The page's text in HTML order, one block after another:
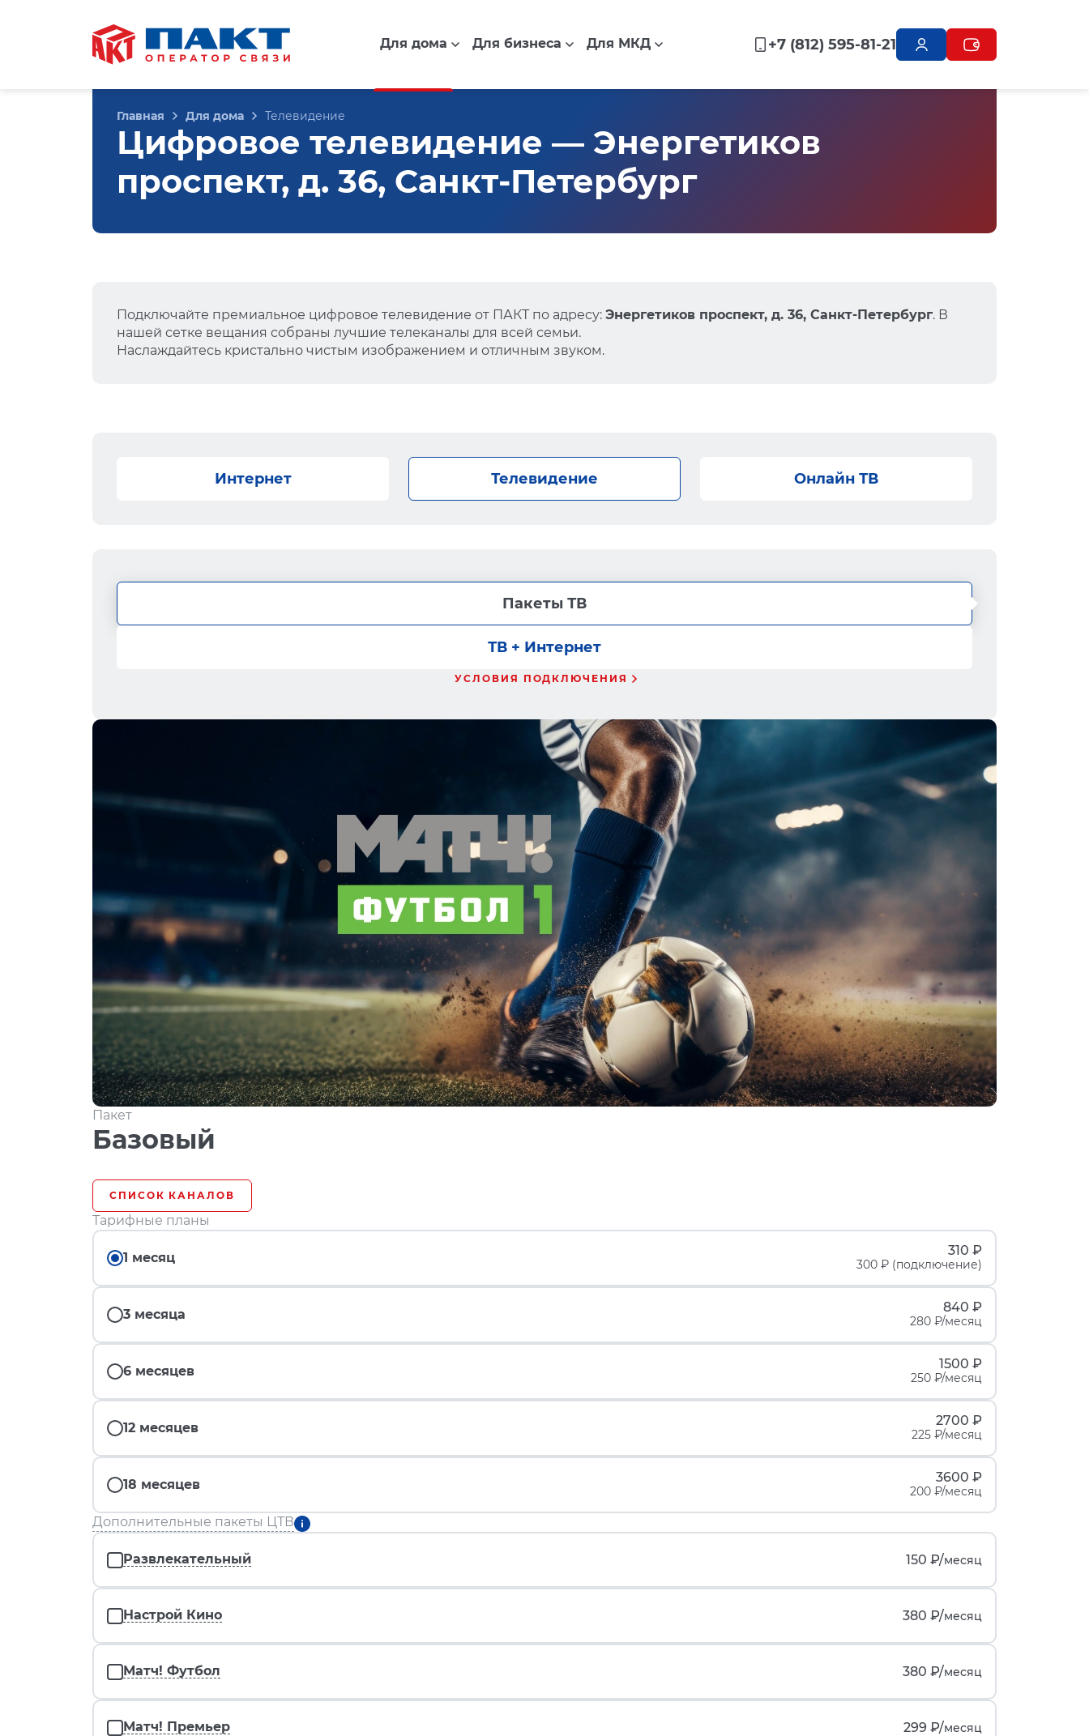
Для дома Для бизнеса Для МКД +7 (812) 595-81-21
Главная Для дома Телевидение
Цифровое телевидение — Энергетиков
проспект, д. 36, Санкт-Петербург
Подключайте премиальное цифровое телевидение от ПАКТ по адресу: Энергетиков проспект, д. 36, Санкт-Петербург. В
нашей сетке вещания собраны лучшие телеканалы для всей семьи.
Наслаждайтесь кристально чистым изображением и отличным звуком.
Интернет Телевидение Онлайн ТВ
Пакеты ТВ
ТВ + Интернет
УСЛОВИЯ ПОДКЛЮЧЕНИЯ
Пакет
Базовый
СПИСОК КАНАЛОВ
Тарифные планы
1 месяц 310 ₽
300 ₽ (подключение)
3 месяца 840 ₽
280 ₽/месяц
6 месяцев 1500 ₽
250 ₽/месяц
12 месяцев 2700 ₽
225 ₽/месяц
18 месяцев 3600 ₽
200 ₽/месяц
Дополнительные пакеты ЦТВ
Развлекательный 150 ₽/месяц
Настрой Кино 380 ₽/месяц
Матч! Футбол 380 ₽/месяц
Матч! Премьер 299 ₽/месяц